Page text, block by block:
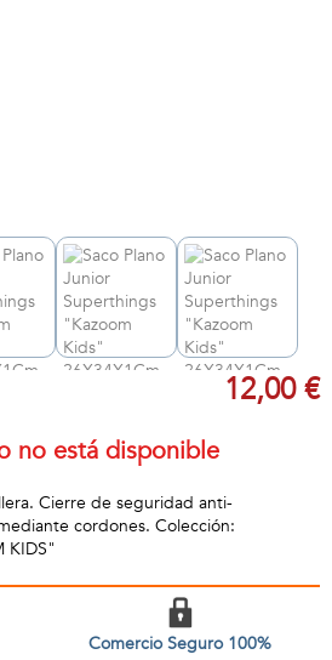
12,00 €
no está disponible
Cierre de seguridad anti-
cordones. Colección:
KIDS"
Comercio Seguro 100%